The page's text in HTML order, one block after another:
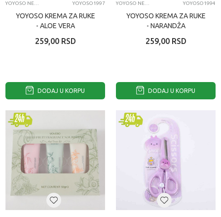
YOYOSO1997
YOYOSO KREMA ZA RUKE
- ALOE VERA
259,00 RSD
DODAJ U KORPU
YOYOSO1994
YOYOSO KREMA ZA RUKE
- NARANDŽA
259,00 RSD
DODAJ U KORPU